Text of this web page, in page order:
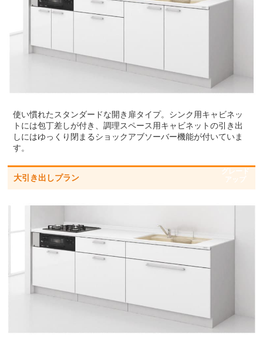
使い慣れたスタンダードな開き扉タイプ。シンク用キャビネッ
トには包丁差しが付き、調理スペース用キャビネットの引き出
しにはゆっくり閉まるショックアブソーバー機能が付いていま
す。
大引き出しプラン
グレード
アップ